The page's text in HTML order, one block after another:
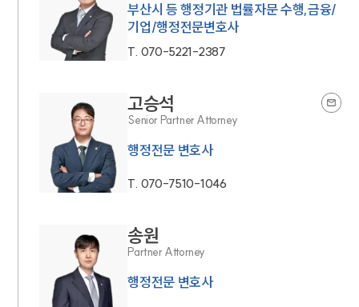
부산시 등 행정기관 법률자문 수행,금융/
기업/행정전문변호사
T. 070-5221-2387
고승석
Senior Partner Attorney
행정전문 변호사
T. 070-7510-1046
송원
Partner Attorney
행정전문 변호사